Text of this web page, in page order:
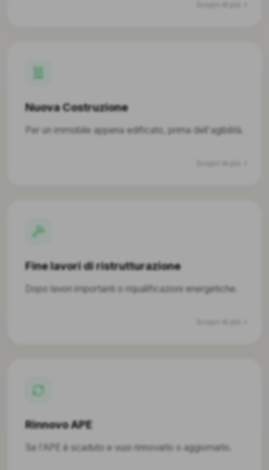
Nuova Costruzione
Per un immobile appena edificato, prima dell'agibilità.
Fine lavori di ristrutturazione
Dopo lavori importanti o riqualificazioni energetiche.
Rinnovo APE
Se l'APE è scaduto e vuoi rinnovarlo o aggiornarlo.